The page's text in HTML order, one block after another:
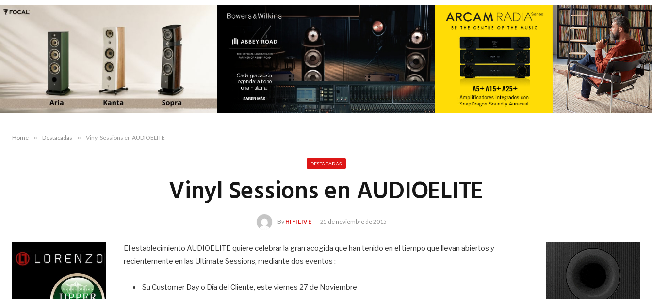
Home » Destacadas » Vinyl Sessions en AUDIOELITE
DESTACADAS
Vinyl Sessions en AUDIOELITE
By HIFILIVE 25 de noviembre de 2015
El establecimiento AUDIOELITE quiere celebrar la gran acogida que han tenido en el tiempo que llevan abiertos y
recientemente en las Ultimate Sessions, mediante dos eventos :
Su Customer Day o Día del Cliente, este viernes 27 de Noviembre